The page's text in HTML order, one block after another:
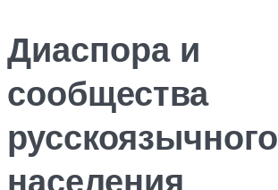
Диаспора и
сообщества
русскоязычного
населения